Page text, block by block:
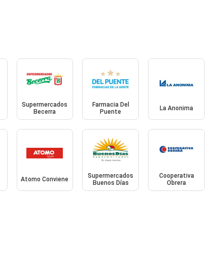
Supermercados
Becerra
Farmacia Del
Puente
La Anonima
Atomo Conviene
Supermercados
Buenos Días
Cooperativa
Obrera